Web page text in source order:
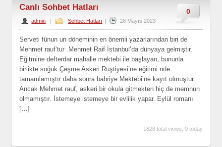
0
Canlı Sohbet Hatları
admin | Sohbet Hatları | 28 Mayıs 2023
Serveti fünun un döneminin en önemli yazarlarından biri de
Mehmet rauf’tur .Mehmet Raif İstanbul’da dünyaya gelmiştir.
Eğitmine defterdar mahalle mektebi ile başlayan, bununla
birlikte soğuk Çeşme Askeri Rüştiyesi’ne eğitimi nde
tamamlamıştır daha sonra bahriye Mektebi’ne kayıt olmuştur.
Ancak Mehmet rauf, askeri bir okula gitmekten hiç de memnun
olmamıştır. İstemeye istemeye bir evlilik yapar. Eylül romanı
[…]
1828 total views, 0 today